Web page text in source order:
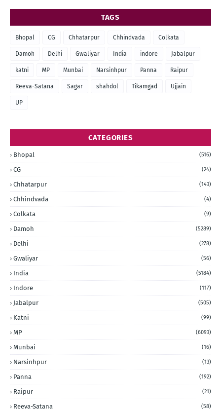
TAGS
Bhopal CG Chhatarpur Chhindvada Colkata
Damoh Delhi Gwaliyar India indore Jabalpur
katni MP Munbai Narsinhpur Panna Raipur
Reeva-Satana Sagar shahdol Tikamgad Ujjain
UP
CATEGORIES
Bhopal (516)
CG (24)
Chhatarpur (143)
Chhindvada (4)
Colkata (9)
Damoh (5289)
Delhi (278)
Gwaliyar (56)
India (5184)
Indore (117)
Jabalpur (505)
Katni (99)
MP (6093)
Munbai (16)
Narsinhpur (13)
Panna (192)
Raipur (21)
Reeva-Satana (58)